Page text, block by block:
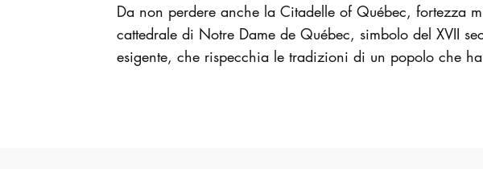
Da non perdere anche la Citadelle of Québec, fortezza
cattedrale di Notre Dame de Québec, simbolo del XVII
esigente, che rispecchia le tradizioni di un popolo che